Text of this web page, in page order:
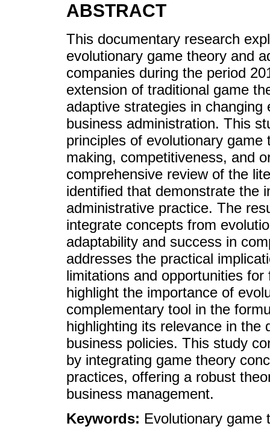
ABSTRACT
This documentary research
evolutionary game theory and
companies during the period
extension of traditional game
adaptive strategies in
business administration. This
principles of evolutionary
making, competitiveness, and
comprehensive review of the
identified that demonstrate the
administrative practice. The
integrate concepts from
adaptability and success in
addresses the practical
limitations and opportunities
highlight the importance of
complementary tool in the
highlighting its relevance in the
business policies. This study
by integrating game theory
practices, offering a robust
business management.
Keywords: Evolutionary game